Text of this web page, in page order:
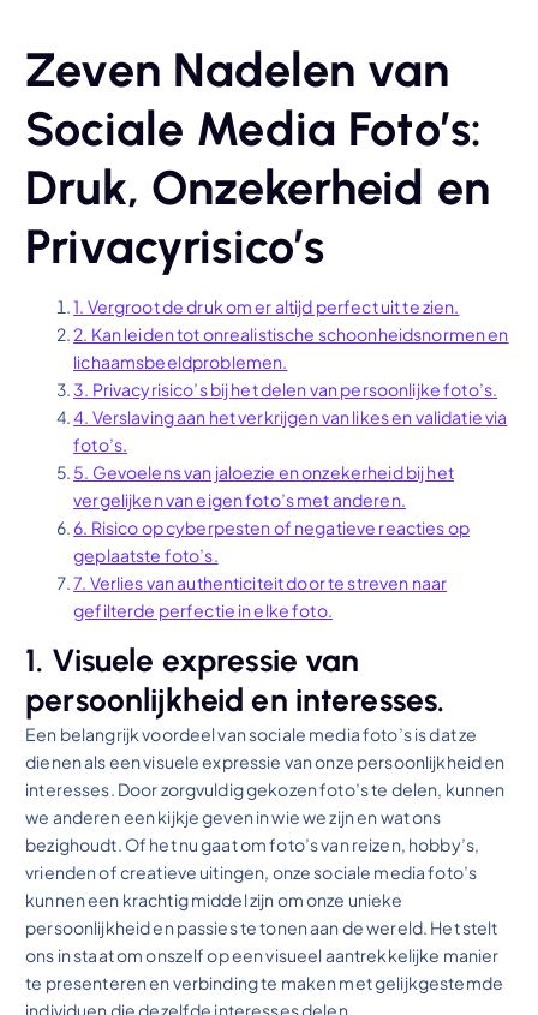
Zeven Nadelen van
Sociale Media Foto’s:
Druk, Onzekerheid en
Privacyrisico’s
1. Vergroot de druk om er altijd perfect uit te zien.
2. Kan leiden tot onrealistische schoonheidsnormen en
lichaamsbeeldproblemen.
3. Privacyrisico’s bij het delen van persoonlijke foto’s.
4. Verslaving aan het verkrijgen van likes en validatie via
foto’s.
5. Gevoelens van jaloezie en onzekerheid bij het
vergelijken van eigen foto’s met anderen.
6. Risico op cyberpesten of negatieve reacties op
geplaatste foto’s.
7. Verlies van authenticiteit door te streven naar
gefilterde perfectie in elke foto.
1. Visuele expressie van
persoonlijkheid en interesses.
Een belangrijk voordeel van sociale media foto’s is dat ze
dienen als een visuele expressie van onze persoonlijkheid en
interesses. Door zorgvuldig gekozen foto’s te delen, kunnen
we anderen een kijkje geven in wie we zijn en wat ons
bezighoudt. Of het nu gaat om foto’s van reizen, hobby’s,
vrienden of creatieve uitingen, onze sociale media foto’s
kunnen een krachtig middel zijn om onze unieke
persoonlijkheid en passies te tonen aan de wereld. Het stelt
ons in staat om onszelf op een visueel aantrekkelijke manier
te presenteren en verbinding te maken met gelijkgestemde
individuen die dezelfde interesses delen.